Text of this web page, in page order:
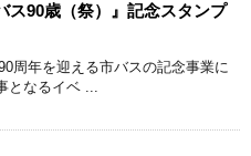
ス90歳（祭）』記念スタンプ
周年を迎える市バスの記念事業に
となるイベ ...